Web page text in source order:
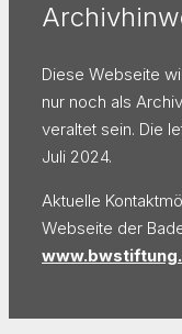
Diese Webseite
nur noch als
veraltet sein. Die
Juli 2024.
Aktuelle
Webseite der